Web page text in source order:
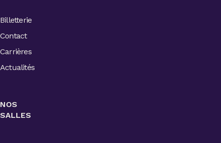
Billetterie
Contact
Carrières
Actualités
NOS
SALLES